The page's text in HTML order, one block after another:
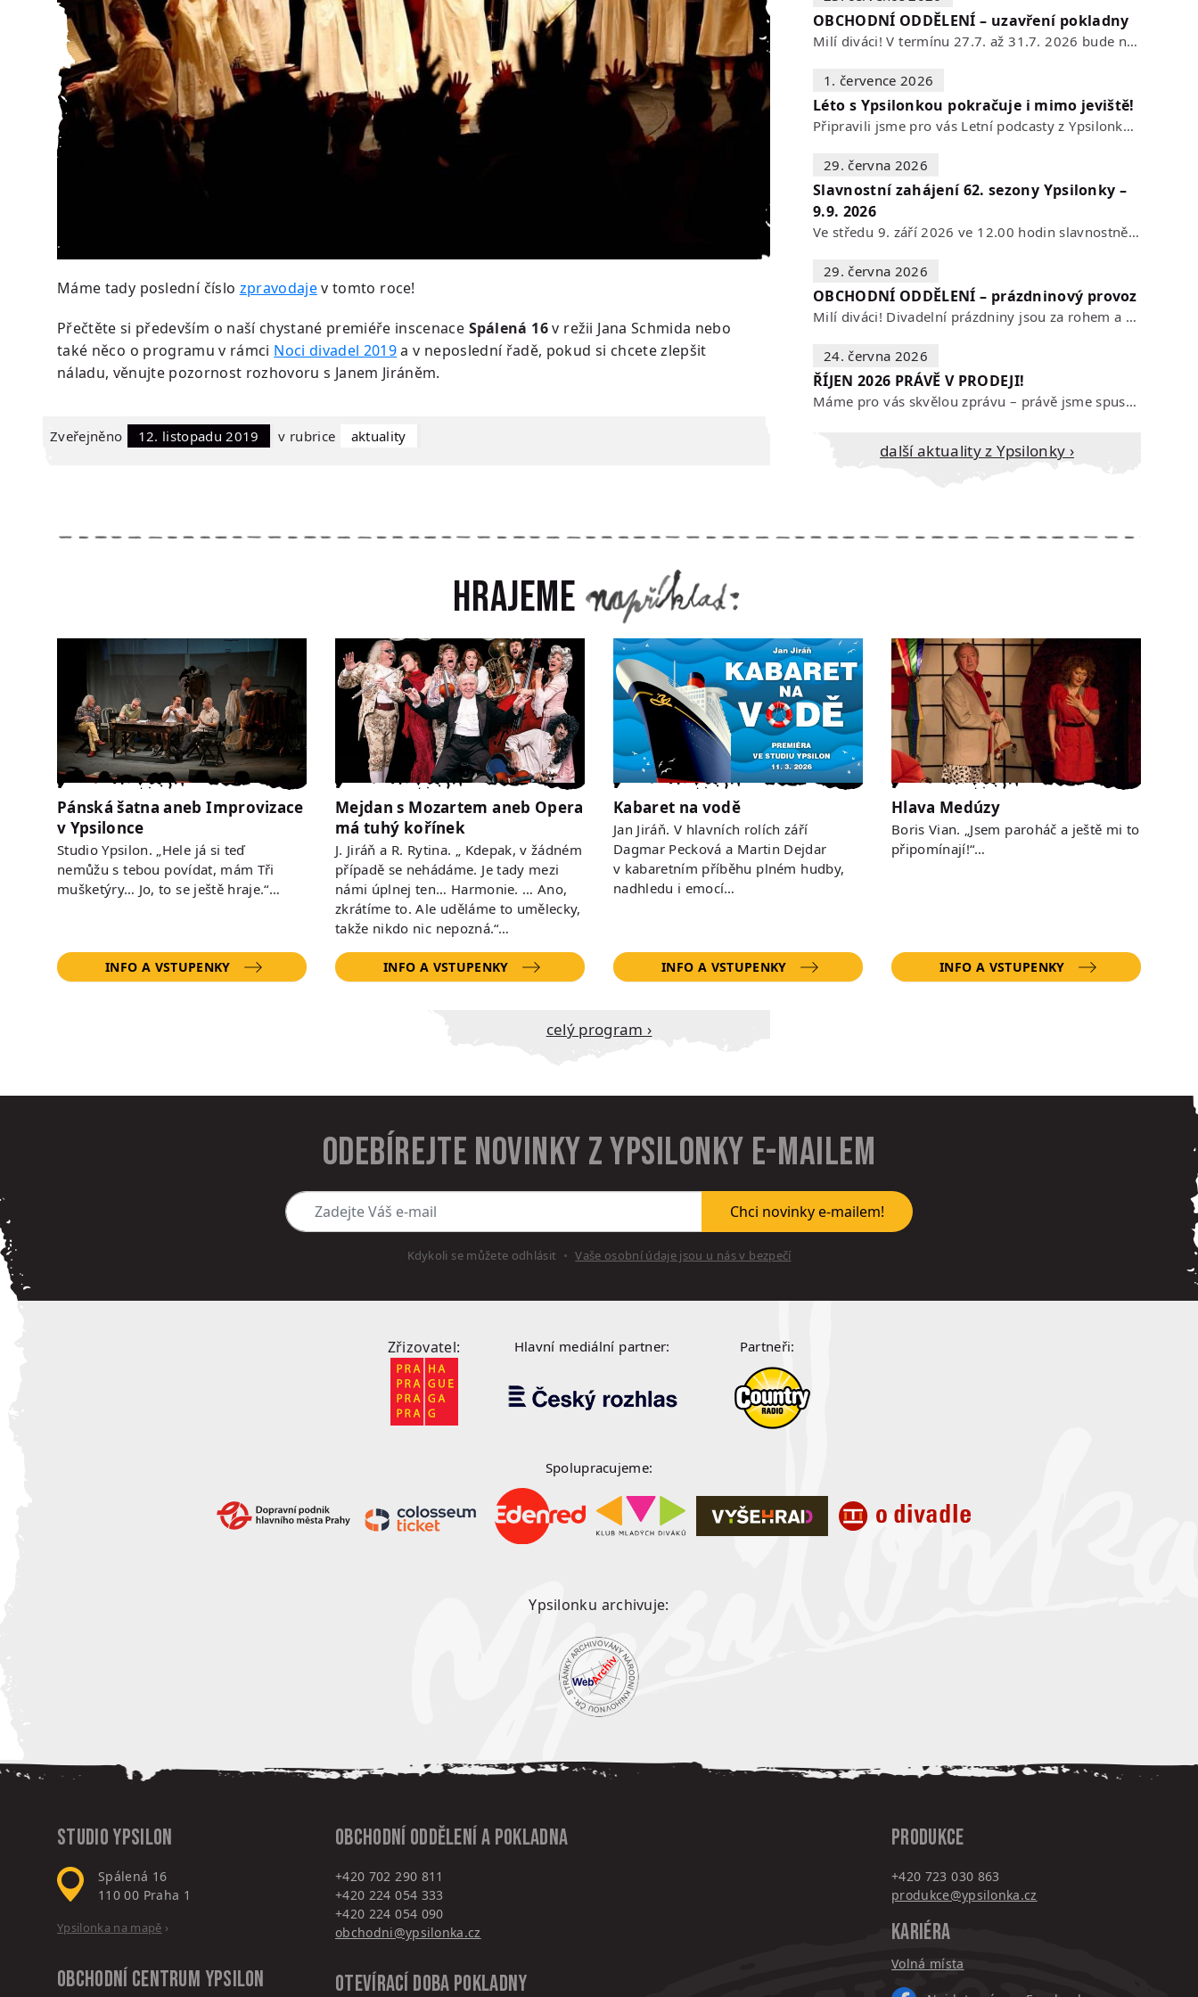
Máme tady poslední číslo zpravodajev tomto roce!
Přečtěte si především o naší chystané premiéře inscenace Spálená 16v režii Jana Schmida nebo
také něco o programu v rámci Noci divadel 2019a v neposlední řadě, pokud si chcete zlepšit
náladu, věnujte pozornost rozhovoru s Janem Jiráněm.
Zveřejněno 12. listopadu 2019 v rubrice Aktuality
OBCHODNÍ ODDĚLENÍ – uzavření pokladny
Milí diváci! V termínu 27.7. až 31.7. 2026 bude naše POKLADNA z technických…
1. července 2026
Léto s Ypsilonkou pokračuje i mimo jeviště!
Připravili jsme pro vás Letní podcasty z Ypsilonky – novou sérii rozhovorů s…
29. června 2026
Slavnostní zahájení 62. sezony Ypsilonky –
9.9. 2026
Ve středu 9. září 2026 ve 12.00 hodin slavnostně zahájíme novou divadelní…
29. června 2026
OBCHODNÍ ODDĚLENÍ – prázdninový provoz
Milí diváci! Divadelní prázdniny jsou za rohem a s nimi se mění i otevírací…
24. června 2026
ŘÍJEN 2026 PRÁVĚ V PRODEJI!
Máme pro vás skvělou zprávu – právě jsme spustili prodej vstupenek na říjen…
Další aktuality z Ypsilonky ›
Hrajeme
Pánská šatna aneb Improvizace
v Ypsilonce
Studio Ypsilon. „Hele já si teď
nemůžu s tebou povídat, mám Tři
mušketýry… Jo, to se ještě hraje.“…
INFO A VSTUPENKY
Mejdan s Mozartem aneb Opera
má tuhý kořínek
J. Jiráň a R. Rytina. „ Kdepak, v žádném
případě se nehádáme. Je tady mezi
námi úplnej ten… Harmonie. … Ano,
zkrátíme to. Ale uděláme to umělecky,
takže nikdo nic nepozná.“…
INFO A VSTUPENKY
Kabaret na vodě
Jan Jiráň. V hlavních rolích září
Dagmar Pecková a Martin Dejdar
v kabaretním příběhu plném hudby,
nadhledu i emocí…
INFO A VSTUPENKY
Hlava Medúzy
Boris Vian. „Jsem paroháč a ještě mi to
připomínají!“…
INFO A VSTUPENKY
Celý program ›
Odebírejte novinky z Ypsilonky e-mailem
Zadejte Váš e-mail
Chci novinky e-mailem!
Kdykoli se můžete odhlásit Vaše osobní údaje jsou u nás v bezpečí
Zřizovatel: Hlavní mediální partner: Partneři:
Spolupracujeme:
Ypsilonku archivuje:
Studio Ypsilon
Spálená 16
110 00 Praha 1
Ypsilonka na mapě ›
Obchodní centrum Ypsilon
Obchodní oddělení a pokladna
+420 702 290 811
+420 224 054 333
+420 224 054 090
obchodni@ypsilonka.cz
Otevírací doba pokladny
PRODUKCE
+420 723 030 863
produkce@ypsilonka.cz
KARIÉRA
Volná místa